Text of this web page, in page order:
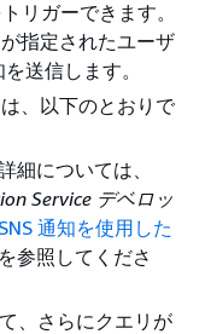
リガーできます。
指定されたユーザ
送信します。
、以下のとおりで
細については、
Service デベロッ
通知を使用した
参照してくださ
、さらにクエリが